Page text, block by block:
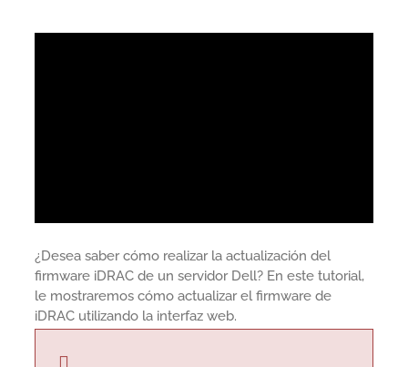
¿Desea saber cómo realizar la actualización del
firmware iDRAC de un servidor Dell? En este tutorial,
le mostraremos cómo actualizar el firmware de
iDRAC utilizando la interfaz web.